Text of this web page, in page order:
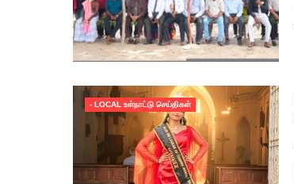
- LOCAL உள்நாட்டு செய்திகள்